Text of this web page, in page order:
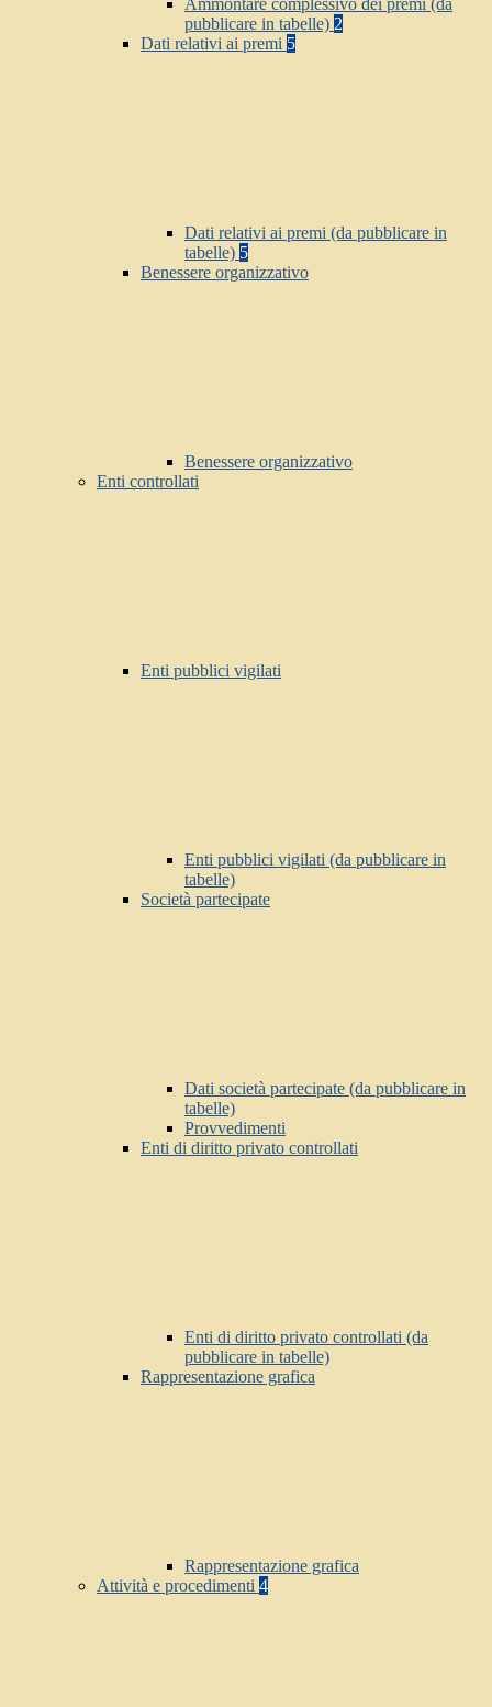
Ammontare complessivo dei premi (da
pubblicare in tabelle) 2
Dati relativi ai premi 5
Dati relativi ai premi (da pubblicare in
tabelle) 5
Benessere organizzativo
Benessere organizzativo
Enti controllati
Enti pubblici vigilati
Enti pubblici vigilati (da pubblicare in
tabelle)
Società partecipate
Dati società partecipate (da pubblicare in
tabelle)
Provvedimenti
Enti di diritto privato controllati
Enti di diritto privato controllati (da
pubblicare in tabelle)
Rappresentazione grafica
Rappresentazione grafica
Attività e procedimenti 4